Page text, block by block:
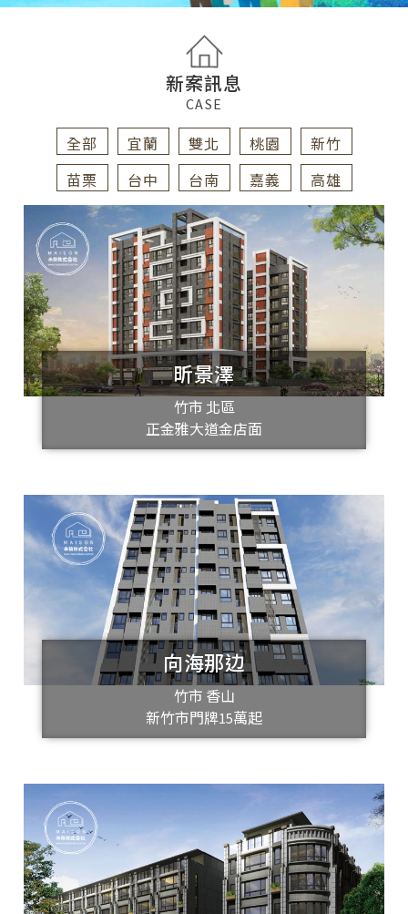
新案訊息
CASE
全部 宜蘭 雙北 桃園
新竹
苗栗
台中 台南 嘉義 高雄
昕景澤
竹市 北區
正金雅大道金店面
向海那边
竹市 香山
新竹市門牌15萬起